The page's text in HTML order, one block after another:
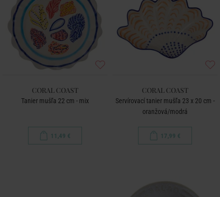
CORAL COAST
Tanier mušľa 22 cm - mix
11,49 €
CORAL COAST
Servírovací tanier mušľa 23 x 20 cm -
oranžová/modrá
17,99 €